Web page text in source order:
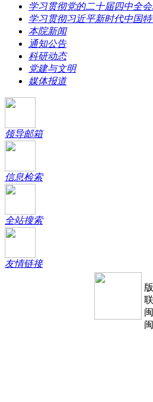
学习贯彻党的二十届四中全
学习贯彻习近平新时代中国
本院新闻
通知公告
科研动态
党建与文明
媒体报道
领导邮箱
信息检索
全站搜索
友情链接